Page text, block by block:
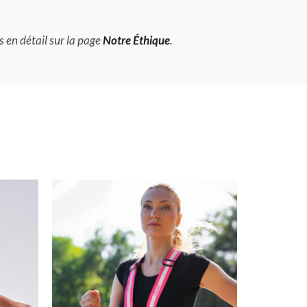
en détail sur la pageNotre Éthique.